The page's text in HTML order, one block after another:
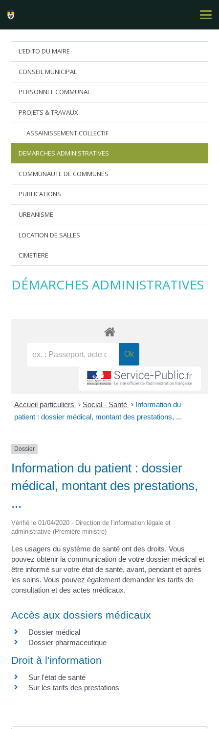
L’EDITO DU MAIRE
CONSEIL MUNICIPAL
PERSONNEL COMMUNAL
PROJETS & TRAVAUX
ASSAINISSEMENT COLLECTIF
DEMARCHES ADMINISTRATIVES
COMMUNAUTE DE COMMUNES
PUBLICATIONS
URBANISME
LOCATION DE SALLES
CIMETIERE
DÉMARCHES ADMINISTRATIVES
Accueil particuliers > Social - Santé > Information du
patient : dossier médical, montant des prestations, ...
Dossier
Information du patient : dossier
médical, montant des prestations,
...
Vérifié le 01/04/2020 - Direction de l'information légale et
administrative (Première ministre)
Les usagers du système de santé ont des droits. Vous
pouvez obtenir la communication de votre dossier médical et
être informé sur votre état de santé, avant, pendant et après
les soins. Vous pouvez également demander les tarifs de
consultation et des actes médicaux.
Accès aux dossiers médicaux
Dossier médical
Dossier pharmaceutique
Droit à l'information
Sur l'état de santé
Sur les tarifs des prestations